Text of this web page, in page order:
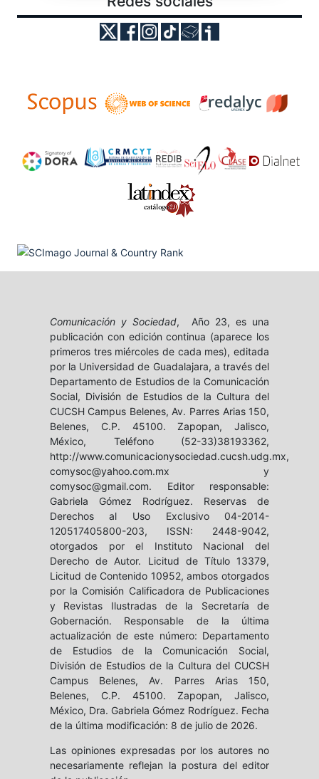
Comunicación y Sociedad, Año 23, es una
publicación con edición continua (aparece los
primeros tres miércoles de cada mes), editada
por la Universidad de Guadalajara, a través del
Departamento de Estudios de la Comunicación
Social, División de Estudios de la Cultura del
CUCSH Campus Belenes, Av. Parres Arias 150,
Belenes, C.P. 45100. Zapopan, Jalisco,
México, Teléfono (52-33)38193362,
http://www.comunicacionysociedad.cucsh.udg.mx,
comysoc@yahoo.com.mx y
comysoc@gmail.com. Editor responsable:
Gabriela Gómez Rodríguez. Reservas de
Derechos al Uso Exclusivo 04-2014-
120517405800-203, ISSN: 2448-9042,
otorgados por el Instituto Nacional del
Derecho de Autor. Licitud de Título 13379,
Licitud de Contenido 10952, ambos otorgados
por la Comisión Calificadora de Publicaciones
y Revistas Ilustradas de la Secretaría de
Gobernación. Responsable de la última
actualización de este número: Departamento
de Estudios de la Comunicación Social,
División de Estudios de la Cultura del CUCSH
Campus Belenes, Av. Parres Arias 150,
Belenes, C.P. 45100. Zapopan, Jalisco,
México, Dra. Gabriela Gómez Rodríguez. Fecha
de la última modificación: 8 de julio de 2026.
Las opiniones expresadas por los autores no
necesariamente reflejan la postura del editor